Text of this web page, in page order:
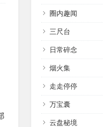
圈内趣闻
三尺台
日常碎念
烟火集
走走停停
万宝囊
云盘秘境